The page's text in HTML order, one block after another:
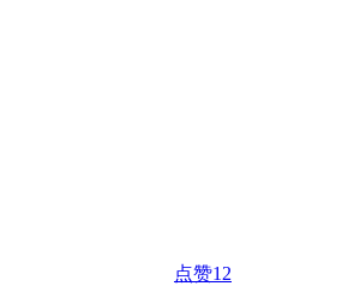
点赞12